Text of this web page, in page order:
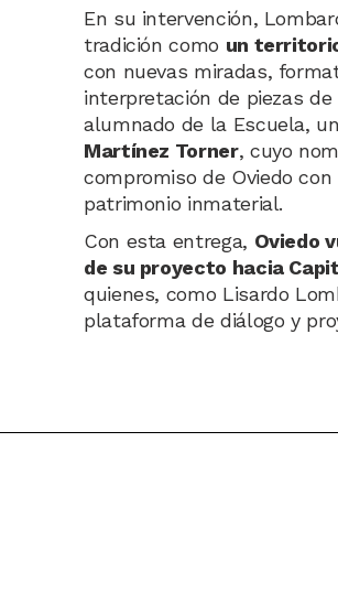
En su intervención,
tradición como un
con nuevas miradas,
interpretación de piezas
alumnado de la Escuela,
Martínez Torner, cuyo
compromiso de Oviedo
patrimonio inmaterial.
Con esta entrega, Oviedo
de su proyecto hacia
quienes, como Lisardo
plataforma de diálogo y